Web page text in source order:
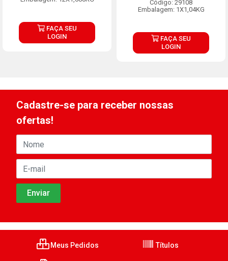
FAÇA SEU
LOGIN
Código: 29108
Embalagem: 1X1,04KG
FAÇA SEU
LOGIN
Cadastre-se para receber nossas
ofertas!
Meus Pedidos Títulos